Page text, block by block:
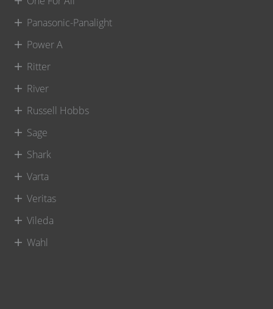
Panasonic-Panalight
Power A
Ritter
River
Russell Hobbs
Sage
Shark
Varta
Veritas
Vileda
Wahl